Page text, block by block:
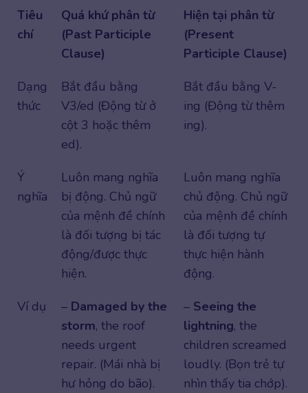
Tiêu
chí
Quá khứ phân từ
(Past Participle
Clause)
Hiện tại phân từ
(Present
Participle Clause)
Dạng
thức
Bắt đầu bằng
V3/ed (Động từ ở
cột 3 hoặc thêm
ed).
Bắt đầu bằng V-
ing (Động từ thêm
ing).
Ý
nghĩa
Luôn mang nghĩa
bị động. Chủ ngữ
của mệnh đề chính
là đối tượng bị tác
động/được thực
hiện.
Luôn mang nghĩa
chủ động. Chủ ngữ
của mệnh đề chính
là đối tượng tự
thực hiện hành
động.
Ví dụ
– Damaged by the
storm, the roof
needs urgent
repair. (Mái nhà bị
hư hỏng do bão).
– Seeing the
lightning, the
children screamed
loudly. (Bọn trẻ tự
nhìn thấy tia chớp).